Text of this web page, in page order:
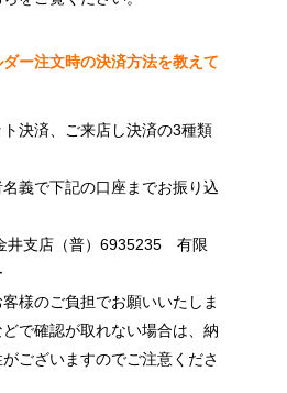
ー注文時の決済方法を教えて
決済、ご来店し決済の3種類
義で下記の口座までお振り込
井支店（普）6935235 有限
様のご負担でお願いいたしま
で確認が取れない場合は、納
ございますのでご注意くださ